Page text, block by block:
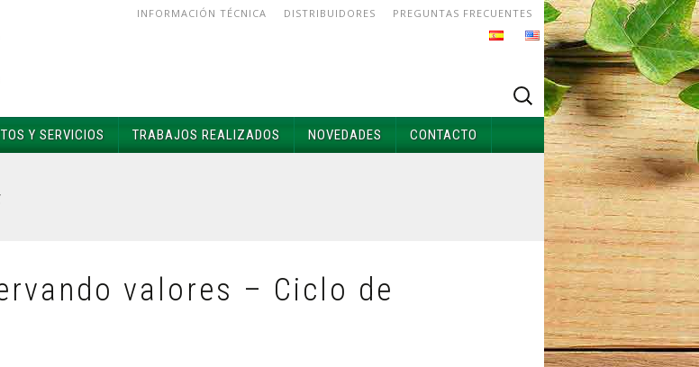
INFORMACIÓN TÉCNICA DISTRIBUIDORES PREGUNTAS FRECUENTES
Y SERVICIOS TRABAJOS REALIZADOS NOVEDADES CONTACTO
valores – Ciclo de